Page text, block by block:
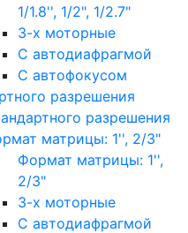
1/1.8'', 1/2", 1/2.7"
3-х моторные
С автодиафрагмой
С автофокусом
разрешения
разрешения
матрицы: 1'', 2/3"
Формат матрицы: 1'',
2/3"
3-х моторные
С автодиафрагмой